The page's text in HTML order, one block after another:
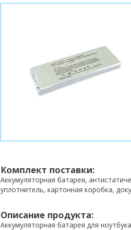
Комплект поставки:
Аккумуляторная батарея,
уплотнитель, картонная коробка,
Описание продукта:
Аккумуляторная батарея для